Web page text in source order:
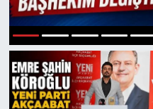
1 2 3 4